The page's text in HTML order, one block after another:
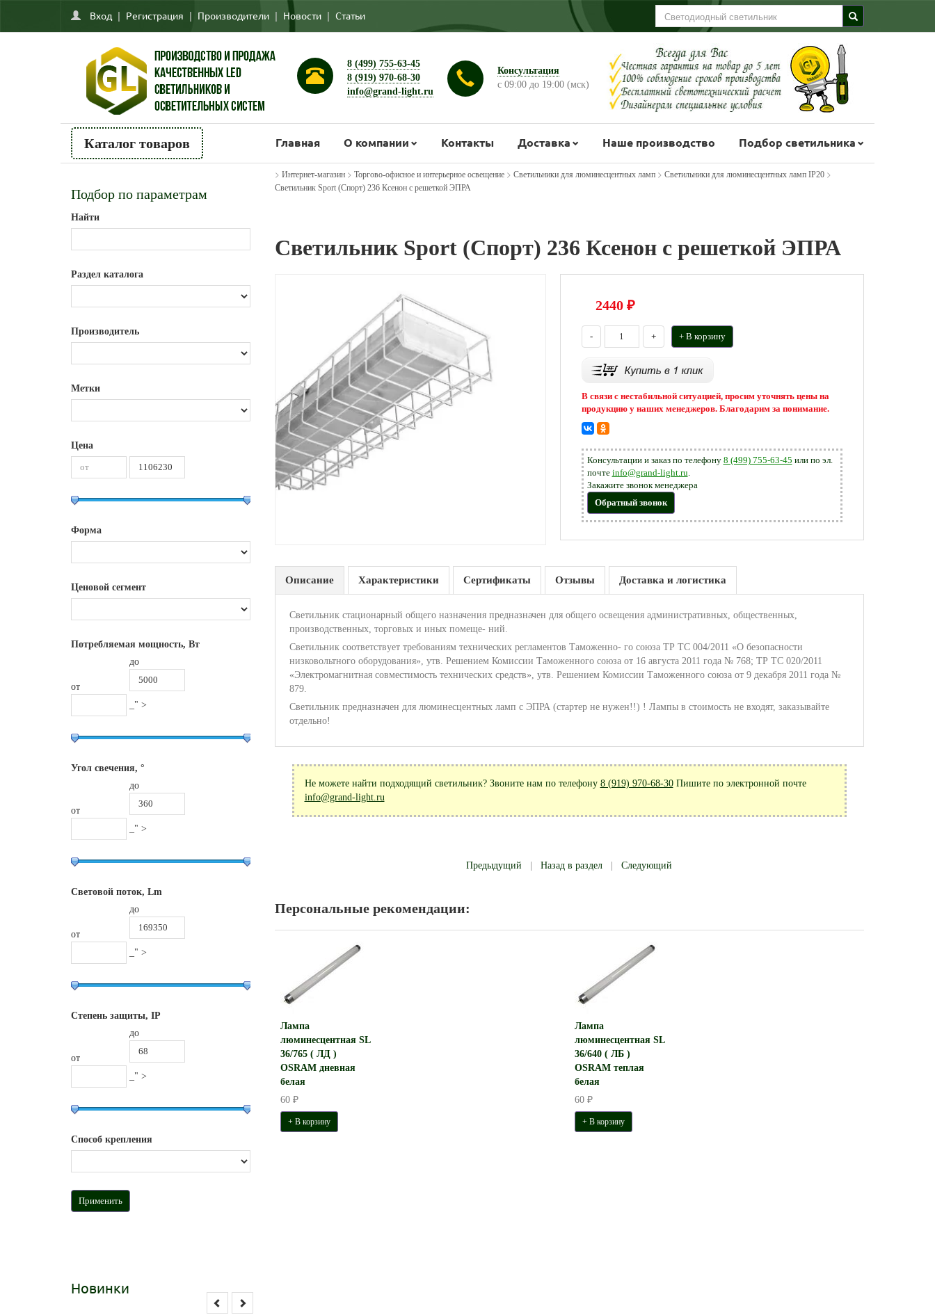
Вход | Регистрация | Производители | Новости | Статьи
8 (499) 755-63-45
8 (919) 970-68-30
info@grand-light.ru
Консультация
с 09:00 до 19:00 (мск)
Каталог товаров Главная О компании Контакты Доставка Наше производство Подбор светильника
Подбор по параметрам
Найти
Раздел каталога
Производитель
Метки
Цена
Форма
Ценовой сегмент
Потребляемая мощность, Вт
от
до
_" >
Угол свечения, °
от
до
_" >
Световой поток, Lm
от
до
_" >
Степень защиты, IP
от
до
_" >
Способ крепления
Новинки
> Интернет-магазин> Торгово-офисное и интерьерное освещение> Светильники для люминесцентных ламп> Светильники для люминесцентных ламп IP20>
Светильник Sport (Спорт) 236 Ксенон с решеткой ЭПРА
Светильник Sport (Спорт) 236 Ксенон с решеткой ЭПРА
2440₽
- + + В корзину
В связи с нестабильной ситуацией, просим уточнять цены на
продукцию у наших менеджеров. Благодарим за понимание.
Консультации и заказ по телефону 8 (499) 755-63-45 или по эл.
почте info@grand-light.ru.
Закажите звонок менеджера
Обратный звонок
Описание Характеристики Сертификаты Отзывы Доставка и логистика
Светильник стационарный общего назначения предназначен для общего освещения административных, общественных,
производственных, торговых и иных помеще- ний.
Светильник соответствует требованиям технических регламентов Таможенно- го союза ТР ТС 004/2011 «О безопасности
низковольтного оборудования», утв. Решением Комиссии Таможенного союза от 16 августа 2011 года № 768; ТР ТС 020/2011
«Электромагнитная совместимость технических средств», утв. Решением Комиссии Таможенного союза от 9 декабря 2011 года №
879.
Светильник предназначен для люминесцентных ламп с ЭПРА (стартер не нужен!!) ! Лампы в стоимость не входят, заказывайте
отдельно!
Не можете найти подходящий светильник? Звоните нам по телефону 8 (919) 970-68-30Пишите по электронной почте
info@grand-light.ru
Предыдущий |Назад в раздел |Следующий
Персональные рекомендации:
Лампа
люминесцентная SL
36/765 ( ЛД )
OSRAM дневная
белая
60 ₽
+ В корзину
Лампа
люминесцентная SL
36/640 ( ЛБ )
OSRAM теплая
белая
60 ₽
+ В корзину